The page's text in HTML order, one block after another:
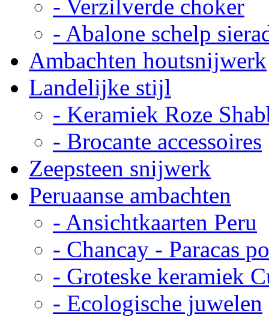
- Verzilverde choker
- Abalone schelp
Ambachten houtsnijwerk
Landelijke stijl
- Keramiek Roze
- Brocante accessoires
Zeepsteen snijwerk
Peruaanse ambachten
- Ansichtkaarten Peru
- Chancay - Paracas
- Groteske keramiek
- Ecologische juwelen